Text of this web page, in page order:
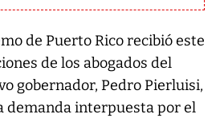
de Puerto Rico recibió este
de los abogados del
gobernador, Pedro Pierluisi,
demanda interpuesta por el